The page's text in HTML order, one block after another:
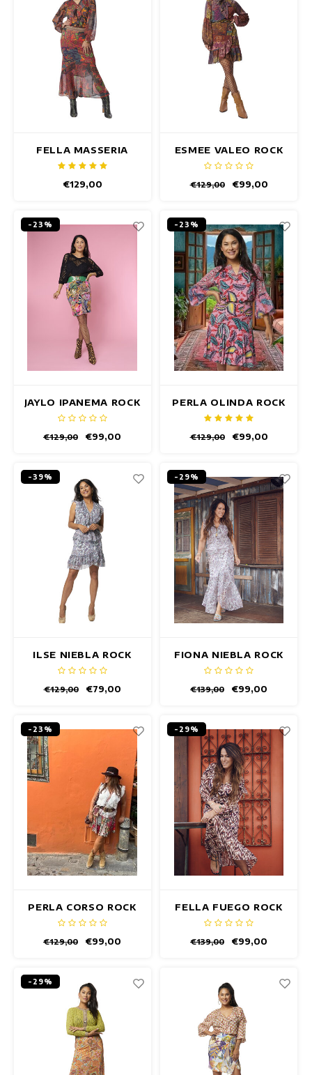
FELLA MASSERIA
ROCK
€129,00
ESMEE VALEO ROCK
€129,00 €99,00
-23%
JAYLO IPANEMA ROCK
€129,00 €99,00
-23%
PERLA OLINDA ROCK
€129,00 €99,00
-39%
ILSE NIEBLA ROCK
€129,00 €79,00
-29%
FIONA NIEBLA ROCK
€139,00 €99,00
-23%
PERLA CORSO ROCK
€129,00 €99,00
-29%
FELLA FUEGO ROCK
€139,00 €99,00
-29%